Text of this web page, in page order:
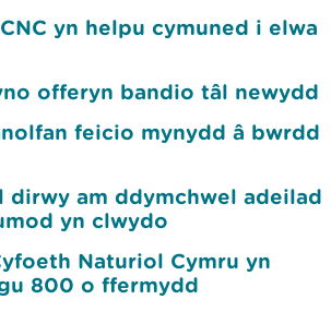
yn helpu cymuned i elwa
offeryn bandio tâl newydd
feicio mynydd â bwrdd
dirwy am ddymchwel adeilad
yn clwydo
Naturiol Cymru yn
800 o ffermydd